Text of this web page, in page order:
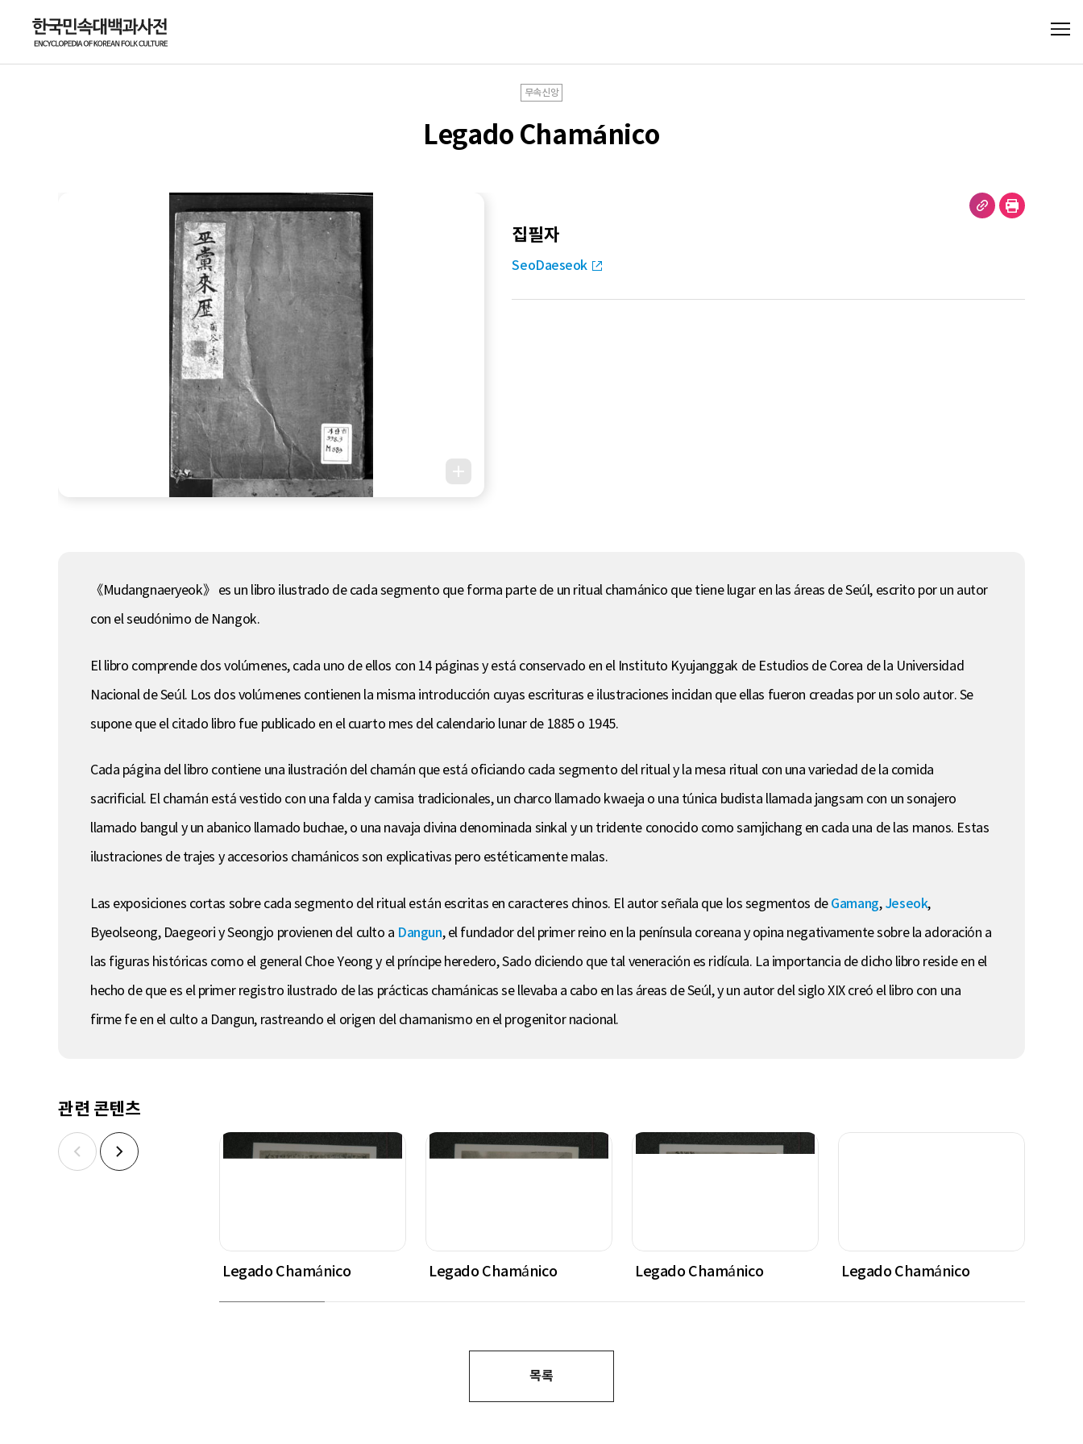
무속신앙
Legado Chamánico
집필자
SeoDaeseok
《Mudangnaeryeok》 es un libro ilustrado de cada segmento que forma parte de un ritual chamánico que tiene lugar en las áreas de Seúl, escrito por un autor
con el seudónimo de Nangok.
El libro comprende dos volúmenes, cada uno de ellos con 14 páginas y está conservado en el Instituto Kyujanggak de Estudios de Corea de la Universidad
Nacional de Seúl. Los dos volúmenes contienen la misma introducción cuyas escrituras e ilustraciones incidan que ellas fueron creadas por un solo autor. Se
supone que el citado libro fue publicado en el cuarto mes del calendario lunar de 1885 o 1945.
Cada página del libro contiene una ilustración del chamán que está oficiando cada segmento del ritual y la mesa ritual con una variedad de la comida
sacrificial. El chamán está vestido con una falda y camisa tradicionales, un charco llamado kwaeja o una túnica budista llamada jangsam con un sonajero
llamado bangul y un abanico llamado buchae, o una navaja divina denominada sinkal y un tridente conocido como samjichang en cada una de las manos. Estas
ilustraciones de trajes y accesorios chamánicos son explicativas pero estéticamente malas.
Las exposiciones cortas sobre cada segmento del ritual están escritas en caracteres chinos. El autor señala que los segmentos deGamang,Jeseok,
Byeolseong, Daegeori y Seongjo provienen del culto a Dangun, el fundador del primer reino en la península coreana y opina negativamente sobre la adoración a
las figuras históricas como el general Choe Yeong y el príncipe heredero, Sado diciendo que tal veneración es ridícula. La importancia de dicho libro reside en el
hecho de que es el primer registro ilustrado de las prácticas chamánicas se llevaba a cabo en las áreas de Seúl, y un autor del siglo XIX creó el libro con una
firme fe en el culto a Dangun, rastreando el origen del chamanismo en el progenitor nacional.
관련 콘텐츠
Legado Chamánico Legado Chamánico Legado Chamánico Legado Chamánico
목록